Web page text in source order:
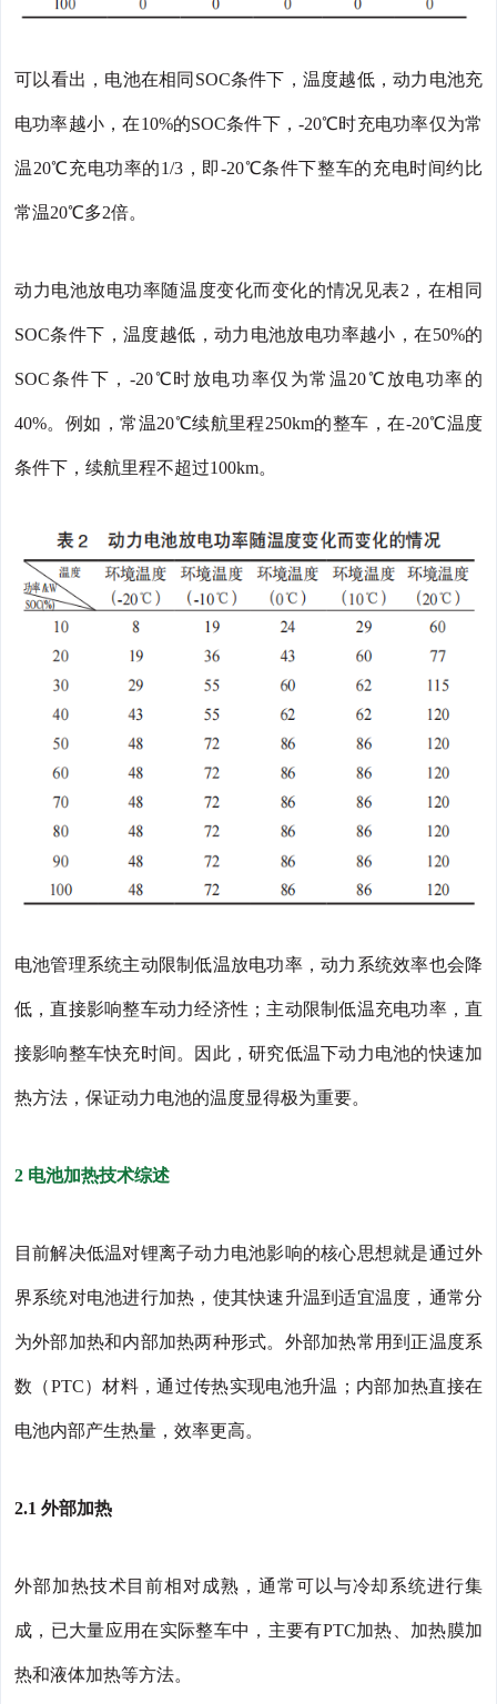
可以看出，电池在相同SOC条件下，温度越低，动力电池充
电功率越小，在10%的SOC条件下，-20℃时充电功率仅为常
温20℃充电功率的1/3，即-20℃条件下整车的充电时间约比
常温20℃多2倍。
动力电池放电功率随温度变化而变化的情况见表2，在相同
SOC条件下，温度越低，动力电池放电功率越小，在50%的
SOC条件下，-20℃时放电功率仅为常温20℃放电功率的
40%。例如，常温20℃续航里程250km的整车，在-20℃温度
条件下，续航里程不超过100km。
电池管理系统主动限制低温放电功率，动力系统效率也会降
低，直接影响整车动力经济性；主动限制低温充电功率，直
接影响整车快充时间。因此，研究低温下动力电池的快速加
热方法，保证动力电池的温度显得极为重要。
2 电池加热技术综述
目前解决低温对锂离子动力电池影响的核心思想就是通过外
界系统对电池进行加热，使其快速升温到适宜温度，通常分
为外部加热和内部加热两种形式。外部加热常用到正温度系
数（PTC）材料，通过传热实现电池升温；内部加热直接在
电池内部产生热量，效率更高。
2.1 外部加热
外部加热技术目前相对成熟，通常可以与冷却系统进行集
成，已大量应用在实际整车中，主要有PTC加热、加热膜加
热和液体加热等方法。